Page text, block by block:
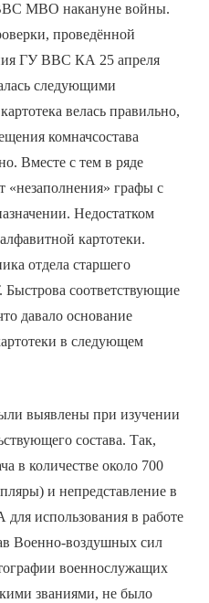
МВО накануне войны.
проведённой
ГУ ВВС КА 25 апреля
следующими
велась правильно,
комначсостава
Вместе с тем в ряде
«незаполнения» графы с
Недостатком
картотеки.
отдела старшего
Быстрова соответствующие
давало основание
в следующем
выявлены при изучении
состава. Так,
в количестве около 700
и непредставление в
использования в работе
Военно-воздушных сил
военнослужащих
званиями, не было